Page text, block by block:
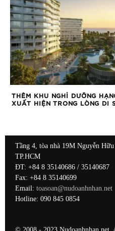
THÊM KHU NGHỈ DƯỠNG
XUẤT HIỆN TRONG LÒNG DI
Tầng 4, tòa nhà 19M Nguyễn
TP.HCM
ĐT: +84 8 35140686 / 35140687
Fax: +84 8 35140699
Email: toasoan@nudoanhnhan.net
Hotline: 090 845 0854